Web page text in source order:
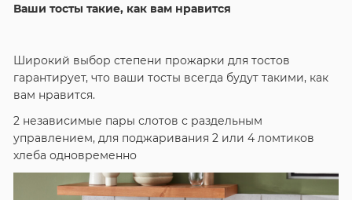
Ваши тосты такие, как вам нравится
Широкий выбор степени прожарки для тостов
гарантирует, что ваши тосты всегда будут такими, как
вам нравится.
2 независимые пары слотов с раздельным
управлением, для поджаривания 2 или 4 ломтиков
хлеба одновременно